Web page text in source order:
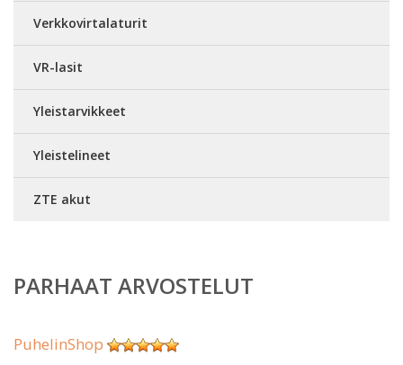
Verkkovirtalaturit
VR-lasit
Yleistarvikkeet
Yleistelineet
ZTE akut
PARHAAT ARVOSTELUT
PuhelinShop